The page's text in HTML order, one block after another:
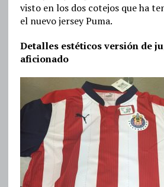
visto en los dos cotejos que ha
el nuevo jersey Puma.
Detalles estéticos versión de
aficionado